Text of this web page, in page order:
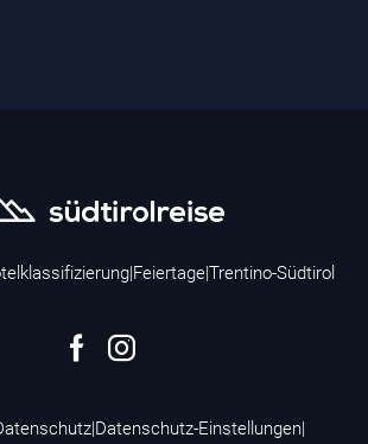
|Feiertage|Trentino-Südtirol
|Datenschutz-Einstellungen|